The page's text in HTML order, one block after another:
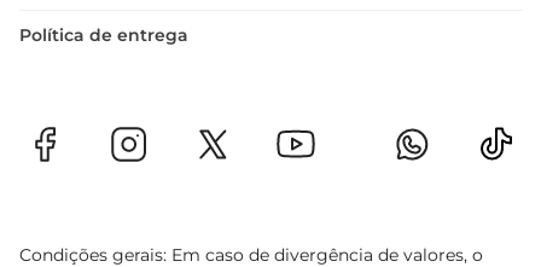
Política de entrega
Condições gerais: Em caso de divergência de valores, o